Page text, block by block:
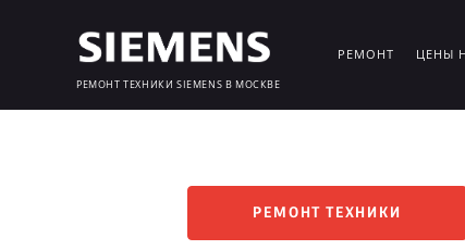
РЕМОНТ ТЕХНИКИ SIEMENS В МОСКВЕ
РЕМОНТ ЦЕНЫ
РЕМОНТ ТЕХНИКИ